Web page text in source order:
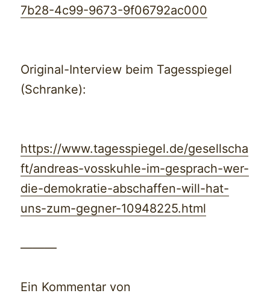
7b28-4c99-9673-9f06792ac000
Original-Interview beim Tagesspiegel
(Schranke):
https://www.tagesspiegel.de/gesellscha
ft/andreas-vosskuhle-im-gesprach-wer-
die-demokratie-abschaffen-will-hat-
uns-zum-gegner-10948225.html
———
Ein Kommentar von